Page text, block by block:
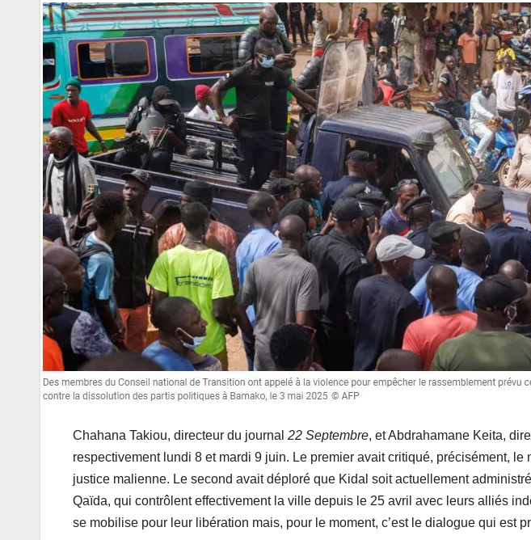
Chahana Takiou, directeur du journal 22 Septembre, et Abdrahamane Keita,
respectivement lundi 8 et mardi 9 juin. Le premier avait critiqué, précisément, le
justice malienne. Le second avait déploré que Kidal soit actuellement
Qaïda, qui contrôlent effectivement la ville depuis le 25 avril avec leurs alliés
se mobilise pour leur libération mais, pour le moment, c’est le dialogue qui est